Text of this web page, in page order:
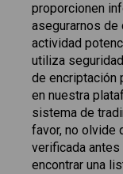
proporcionen
asegurarnos de
actividad
utiliza
de encriptación
en nuestra
sistema de
favor, no olvide
verificada
encontrar una